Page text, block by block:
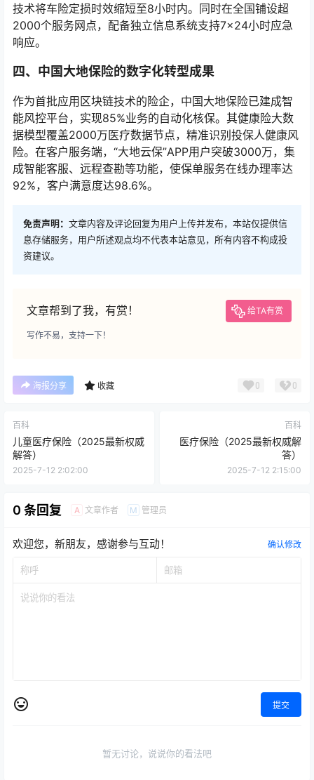
技术将车险定损时效缩短至8小时内。同时在全国铺设超
2000个服务网点，配备独立信息系统支持7×24小时应急
响应。
四、中国大地保险的数字化转型成果
作为首批应用区块链技术的险企，中国大地保险已建成智
能风控平台，实现85%业务的自动化核保。其健康险大数
据模型覆盖2000万医疗数据节点，精准识别投保人健康风
险。在客户服务端，“大地云保”APP用户突破3000万，集
成智能客服、远程查勘等功能，使保单服务在线办理率达
92%，客户满意度达98.6%。
免责声明： 文章内容及评论回复为用户上传并发布，本站仅提供信
息存储服务，用户所述观点均不代表本站意见，所有内容不构成投
资建议。
文章帮到了我，有赏！ 给TA有赏
写作不易，支持一下！
海报分享 收藏 0 0
百科
儿童医疗保险（2025最新权威
解答）
2025-7-12 2:02:00
百科
医疗保险（2025最新权威解
答）
2025-7-12 2:15:00
0 条回复 A 文章作者 M 管理员
欢迎您，新朋友，感谢参与互动！ 确认修改
提交
暂无讨论，说说你的看法吧